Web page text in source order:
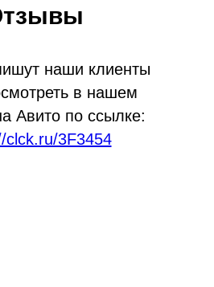
наши клиенты
в нашем
Авито по ссылке:
clck.ru/3F3454